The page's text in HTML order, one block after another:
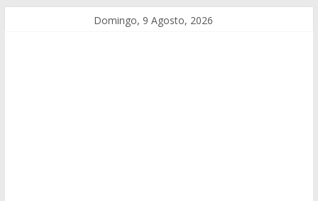
Domingo, 9 Agosto, 2026